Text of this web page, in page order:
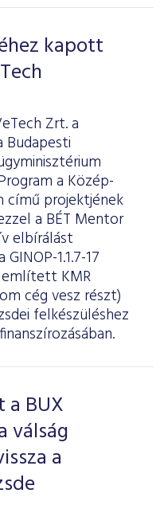
kapott
Zrt. a
a Közép-
című projektjének
a BÉT Mentor
elbírálást
1.1.7-17
KMR
cég vesz részt)
felkészüléshez
BUX
válság
a